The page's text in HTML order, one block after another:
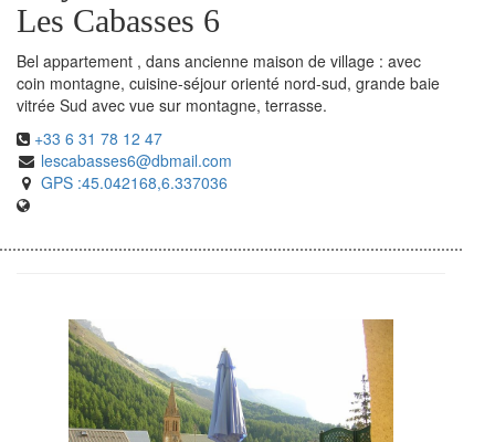
Les Cabasses 6
Bel appartement , dans ancienne maison de village : avec
coin montagne, cuisine-séjour orienté nord-sud, grande baie
vitrée Sud avec vue sur montagne, terrasse.
+33 6 31 78 12 47
lescabasses6@dbmail.com
GPS :45.042168,6.337036